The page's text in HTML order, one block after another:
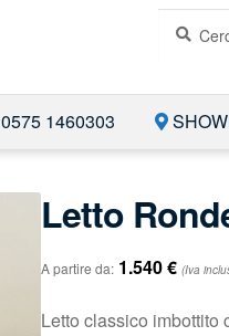
Cerca:
0575 1460303
Letto
A partire da: 1.540€ (Iva
Letto classico imbottito